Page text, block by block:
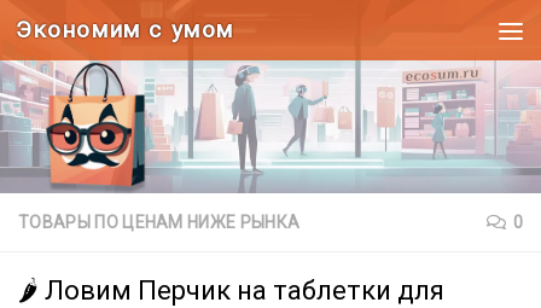
Под записью
Экономим с умом
ТОВАРЫ ПО ЦЕНАМ НИЖЕ РЫНКА 0
🌶️ Ловим Перчик на таблетки для